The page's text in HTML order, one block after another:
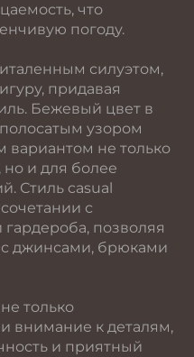
что
погоду.
силуэтом,
придавая
Бежевый цвет в
узором
вариантом не только
и для более
Стиль casual
с
позволяя
джинсами, брюками
только
внимание к деталям,
и приятный